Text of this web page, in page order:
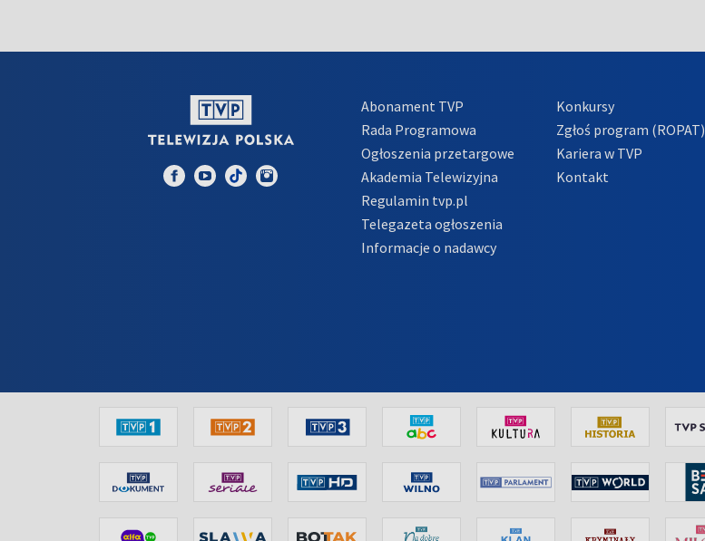
Abonament TVP
Rada Programowa
Ogłoszenia przetargowe
Akademia Telewizyjna
Regulamin tvp.pl
Telegazeta ogłoszenia
Informacje o nadawcy
Konkursy
Zgłoś program (ROPAT)
Kariera w TVP
Kontakt